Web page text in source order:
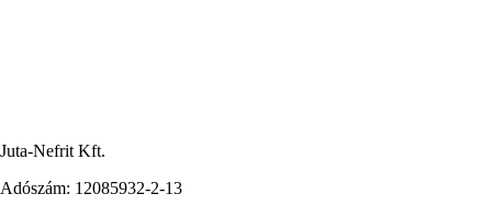
Juta-Nefrit Kft.
Adószám: 12085932-2-13